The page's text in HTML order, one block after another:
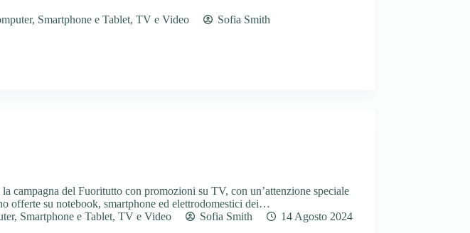
, Smartphone e Tablet, TV e Video
Sofia Smith
campagna del Fuoritutto con promozioni su TV, con un’attenzione speciale
offerte su notebook, smartphone ed elettrodomestici dei…
, Smartphone e Tablet, TV e Video Sofia Smith 14 Agosto 2024